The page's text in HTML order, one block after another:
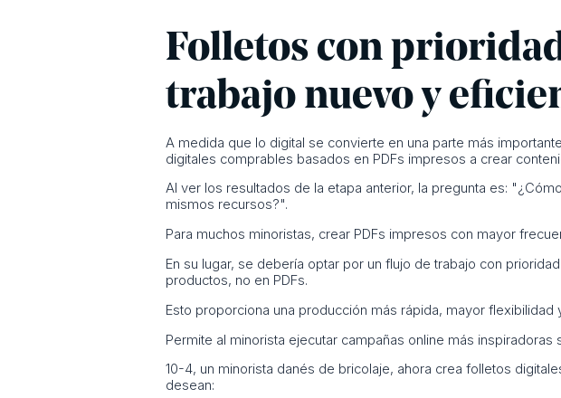
Folletos con
trabajo nuevo y
A medida que lo digital se convierte en una parte más
digitales comprables basados en PDFs impresos a crear
Al ver los resultados de la etapa anterior, la pregunta es:
mismos recursos?".
Para muchos minoristas, crear PDFs impresos con mayor
En su lugar, se debería optar por un flujo de trabajo con
productos, no en PDFs.
Esto proporciona una producción más rápida, mayor flexibilidad
Permite al minorista ejecutar campañas online más
10-4, un minorista danés de bricolaje, ahora crea folletos
desean: